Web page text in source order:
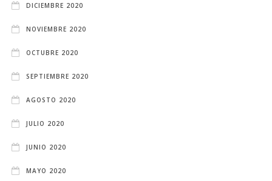
DICIEMBRE 2020
NOVIEMBRE 2020
OCTUBRE 2020
SEPTIEMBRE 2020
AGOSTO 2020
JULIO 2020
JUNIO 2020
MAYO 2020